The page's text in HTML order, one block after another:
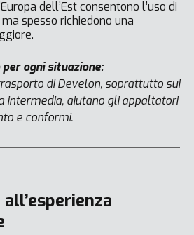
dell’Est consentono l’uso di
spesso richiedono una
ogni situazione:
di Develon, soprattutto sui
intermedia, aiutano gli appaltatori
e conformi.